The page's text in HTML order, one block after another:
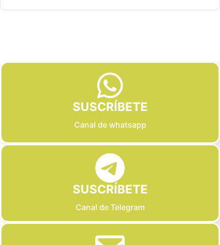
SUSCRÍBETE
Canal de whatsapp
SUSCRÍBETE
Canal de Telegram